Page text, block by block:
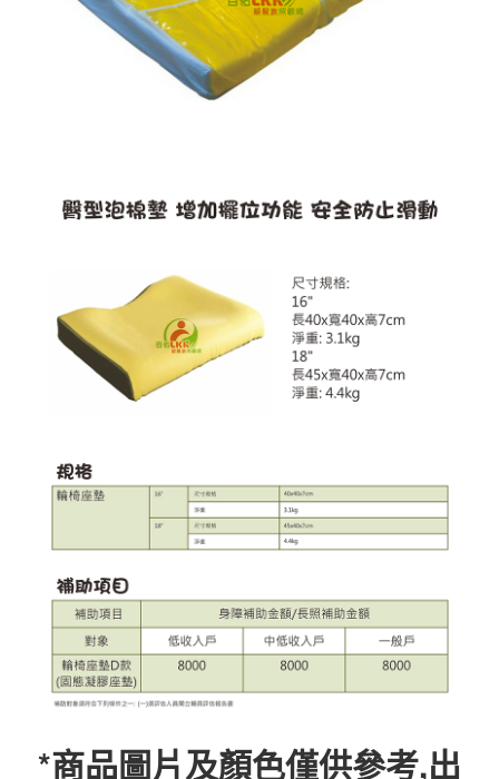
*商品圖片及顏色僅供參考,出